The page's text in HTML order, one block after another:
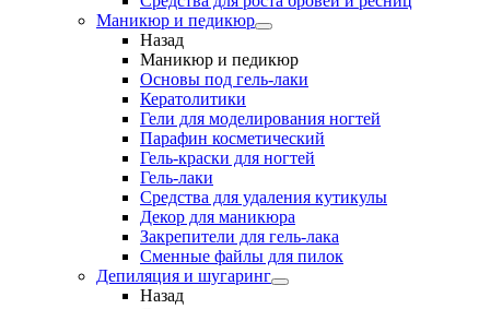
Маникюр и педикюр
Назад
Маникюр и педикюр
Основы под гель-лаки
Кератолитики
Гели для моделирования ногтей
Парафин косметический
Гель-краски для ногтей
Гель-лаки
Средства для удаления кутикулы
Декор для маникюра
Закрепители для гель-лака
Сменные файлы для пилок
Депиляция и шугаринг
Назад